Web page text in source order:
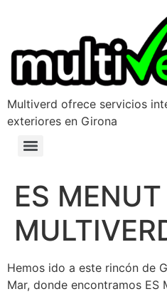
Multiverd ofrece servicios
exteriores en Girona
ES
Hemos ido a este rincón de
Mar, donde encontramos ES